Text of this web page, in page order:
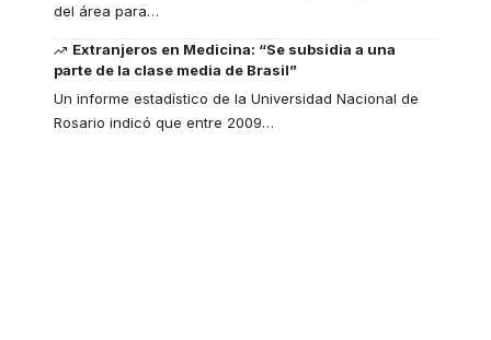
del área para…
Extranjeros en Medicina: “Se subsidia a una
parte de la clase media de Brasil”
Un informe estadístico de la Universidad Nacional de
Rosario indicó que entre 2009…